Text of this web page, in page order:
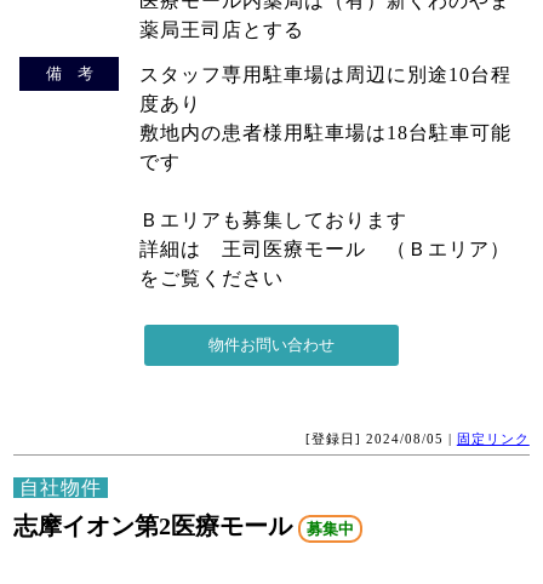
薬局王司店とする
備 考
スタッフ専用駐車場は周辺に別途10台程
度あり
敷地内の患者様用駐車場は18台駐車可能
です
Ｂエリアも募集しております
詳細は 王司医療モール （Ｂエリア）
をご覧ください
[登録日] 2024/08/05 | 固定リンク
自社物件
志摩イオン第2医療モール 募集中